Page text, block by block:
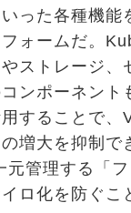
った各種機能
ォームだ。
ストレージ、
ンポーネント
することで、
増大を抑制で
管理する「
ロ化を防ぐこ